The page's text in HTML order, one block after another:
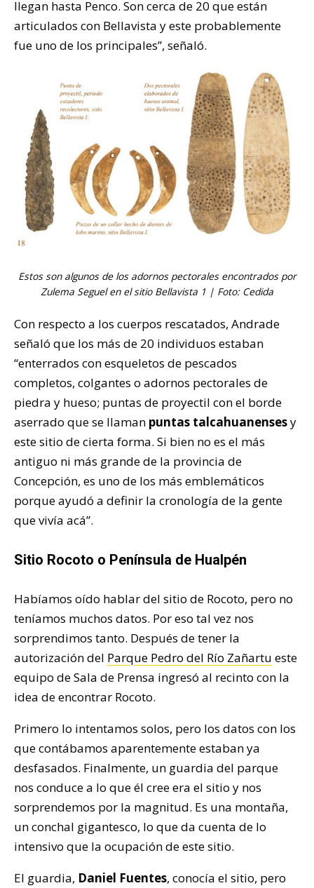
llegan hasta Penco. Son cerca de 20 que están
articulados con Bellavista y este probablemente
fue uno de los principales”, señaló.
Estos son algunos de los adornos pectorales encontrados por
Zulema Seguel en el sitio Bellavista 1 | Foto: Cedida
Con respecto a los cuerpos rescatados, Andrade
señaló que los más de 20 individuos estaban
“enterrados con esqueletos de pescados
completos, colgantes o adornos pectorales de
piedra y hueso; puntas de proyectil con el borde
aserrado que se llaman puntas talcahuanensesy
este sitio de cierta forma. Si bien no es el más
antiguo ni más grande de la provincia de
Concepción, es uno de los más emblemáticos
porque ayudó a definir la cronología de la gente
que vivía acá”.
Sitio Rocoto o Península de Hualpén
Habíamos oído hablar del sitio de Rocoto, pero no
teníamos muchos datos. Por eso tal vez nos
sorprendimos tanto. Después de tener la
autorización del Parque Pedro del Río Zañartu este
equipo de Sala de Prensa ingresó al recinto con la
idea de encontrar Rocoto.
Primero lo intentamos solos, pero los datos con los
que contábamos aparentemente estaban ya
desfasados. Finalmente, un guardia del parque
nos conduce a lo que él cree era el sitio y nos
sorprendemos por la magnitud. Es una montaña,
un conchal gigantesco, lo que da cuenta de lo
intensivo que la ocupación de este sitio.
El guardia, Daniel Fuentes, conocía el sitio, pero